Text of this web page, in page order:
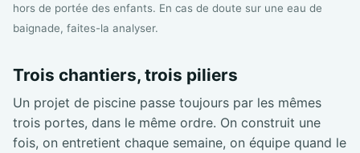
hors de portée des enfants. En cas de doute sur une eau de
baignade, faites-la analyser.
Trois chantiers, trois piliers
Un projet de piscine passe toujours par les mêmes
trois portes, dans le même ordre. On construit une
fois, on entretient chaque semaine, on équipe quand le